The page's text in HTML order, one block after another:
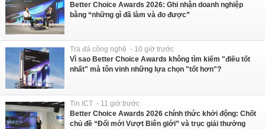
Better Choice Awards 2026: Ghi nhận doanh nghiệp
bằng “những gì đã làm và đo được”
Trà đá công nghệ - 10 giờ trước
Vì sao Better Choice Awards không tìm kiếm "điều tốt
nhất" mà tôn vinh những lựa chọn "tốt hơn"?
Tin ICT - 11 giờ trước
Better Choice Awards 2026 chính thức khởi động: Chốt
chủ đề “Đổi mới Vượt Biên giới” và trục giải thưởng